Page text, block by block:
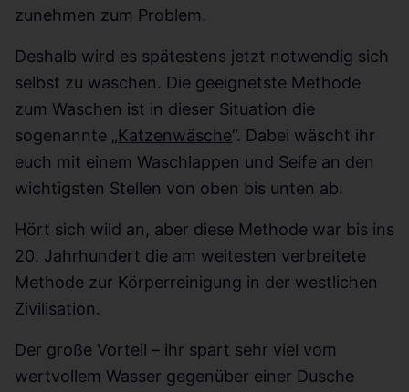
zunehmen zum Problem.
Deshalb wird es spätestens jetzt notwendig sich
selbst zu waschen. Die geeignetste Methode
zum Waschen ist in dieser Situation die
sogenannte „Katzenwäsche“. Dabei wäscht ihr
euch mit einem Waschlappen und Seife an den
wichtigsten Stellen von oben bis unten ab.
Hört sich wild an, aber diese Methode war bis ins
20. Jahrhundert die am weitesten verbreitete
Methode zur Körperreinigung in der westlichen
Zivilisation.
Der große Vorteil – ihr spart sehr viel vom
wertvollem Wasser gegenüber einer Dusche